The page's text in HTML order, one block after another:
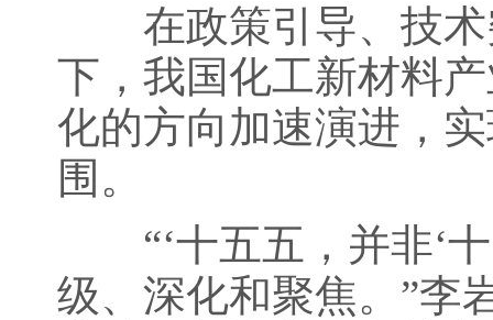
在政策引导、技术
下，我国化工新材料
化的方向加速演进，
围。
“‘十五五，并非‘十
级、深化和聚焦。”李